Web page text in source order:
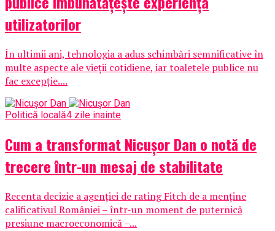
utilizatorilor
În ultimii ani, tehnologia a adus schimbări semnificative în
multe aspecte ale vieții cotidiene, iar toaletele publice nu
fac excepție....
Politică locală4 zile inainte
Cum a transformat Nicușor Dan o notă de
trecere într-un mesaj de stabilitate
Recenta decizie a agenției de rating Fitch de a menține
calificativul României – într-un moment de puternică
presiune macroeconomică –...